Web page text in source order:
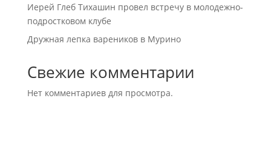
Иерей Глеб Тихашин провел встречу в молодежно-
подростковом клубе
Дружная лепка вареников в Мурино
Свежие комментарии
Нет комментариев для просмотра.